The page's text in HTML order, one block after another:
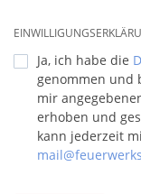
Ja, ich habe die
genommen und
mir
erhoben und
kann jederzeit